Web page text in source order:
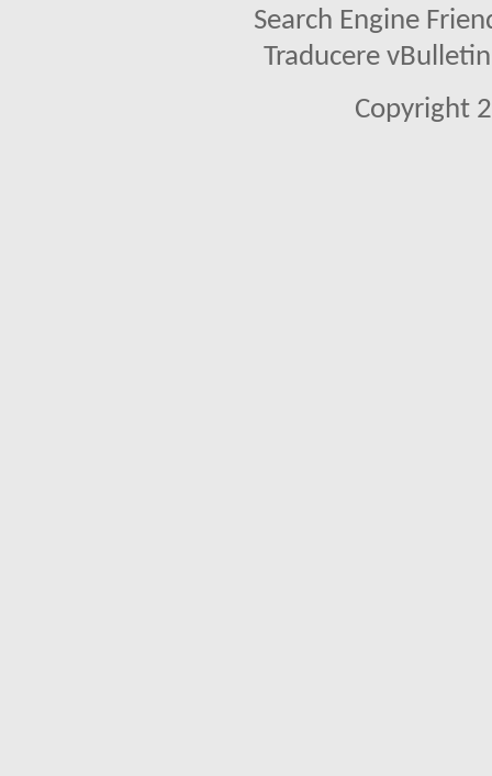
Search Engine
Traducere
Copyright